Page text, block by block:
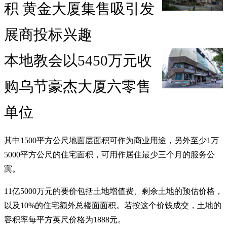
积 黄金大厦集售吸引发
展商投标兴趣
本地教会以5450万元收
购乌节豪杰大厦六零售
单位
其中1500平方公尺地面层面积可作为商业用途，另外至少1万
5000平方公尺的住宅面积，可用作居住最少三个月的服务公
寓。
11亿5000万元的要价包括土地增值费、剩余土地的预估价格，
以及10%的住宅额外总楼面面积。若按这个价钱成交，土地的
容积率每平方英尺价格为1888元。